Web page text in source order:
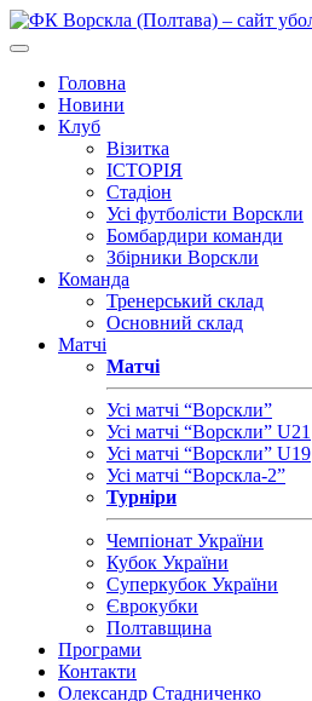
Головна
Новини
Клуб
Візитка
ІСТОРІЯ
Стадіон
Усі футболісти Ворскли
Бомбардири команди
Збірники Ворскли
Команда
Тренерський склад
Основний склад
Матчі
Матчі
Усі матчі “Ворскли”
Усі матчі “Ворскли” U21
Усі матчі “Ворскли” U19
Усі матчі “Ворскла-2”
Турніри
Чемпіонат України
Кубок України
Суперкубок України
Єврокубки
Полтавщина
Програми
Контакти
Олександр Стадниченко